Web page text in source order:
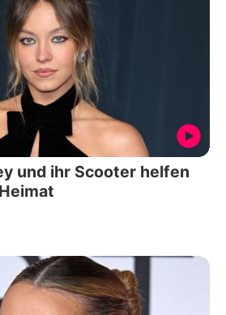
und ihr Scooter helfen